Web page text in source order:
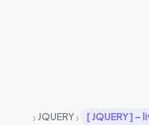
›JQUERY › [ JQUERY ] –